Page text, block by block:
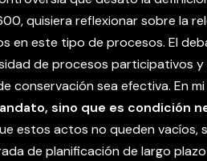
quisiera reflexionar sobre la
en este tipo de procesos. El
de procesos participativos
conservación sea efectiva. En
sino que es condición
estos actos no queden vacíos,
de planificación de largo